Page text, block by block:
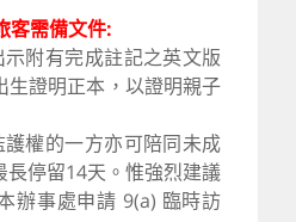
客需備文件:
附有完成註記之英文版
生證明正本，以證明親子
權的一方亦可陪同未成
長停留14天。惟強烈建議
辦事處申請 9(a) 臨時訪